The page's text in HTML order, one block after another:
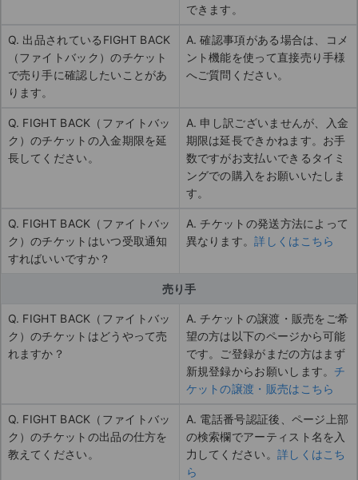
できます。
Q. 出品されているFIGHT BACK
（ファイトバック）のチケット
で売り手に確認したいことがあ
ります。
A. 確認事項がある場合は、コメ
ント機能を使って直接売り手様
へご質問ください。
Q. FIGHT BACK（ファイトバッ
ク）のチケットの入金期限を延
長してください。
A. 申し訳ございませんが、入金
期限は延長できかねます。お手
数ですがお支払いできるタイミ
ングでの購入をお願いいたしま
す。
Q. FIGHT BACK（ファイトバッ
ク）のチケットはいつ受取通知
すればいいですか？
A. チケットの発送方法によって
異なります。詳しくはこちら
売り手
Q. FIGHT BACK（ファイトバッ
ク）のチケットはどうやって売
れますか？
A. チケットの譲渡・販売をご希
望の方は以下のページから可能
です。ご登録がまだの方はまず
新規登録からお願いします。 チ
ケットの譲渡・販売はこちら
Q. FIGHT BACK（ファイトバッ
ク）のチケットの出品の仕方を
教えてください。
A. 電話番号認証後、ページ上部
の検索欄でアーティスト名を入
力してください。 詳しくはこち
ら